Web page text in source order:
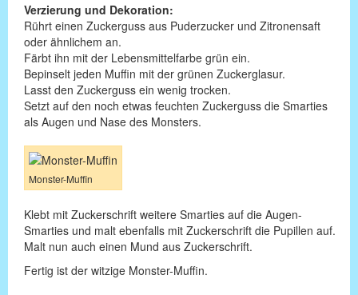
Verzierung und Dekoration:
Rührt einen Zuckerguss aus Puderzucker und Zitronensaft
oder ähnlichem an.
Färbt ihn mit der Lebensmittelfarbe grün ein.
Bepinselt jeden Muffin mit der grünen Zuckerglasur.
Lasst den Zuckerguss ein wenig trocken.
Setzt auf den noch etwas feuchten Zuckerguss die Smarties
als Augen und Nase des Monsters.
Monster-Muffin
Klebt mit Zuckerschrift weitere Smarties auf die Augen-
Smarties und malt ebenfalls mit Zuckerschrift die Pupillen auf.
Malt nun auch einen Mund aus Zuckerschrift.
Fertig ist der witzige Monster-Muffin.